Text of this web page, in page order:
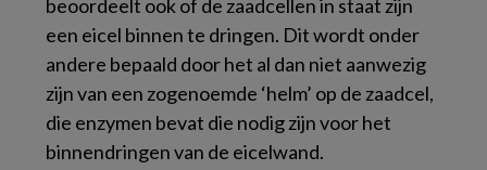
beoordeelt ook of de zaadcellen in staat zijn
een eicel binnen te dringen. Dit wordt onder
andere bepaald door het al dan niet aanwezig
zijn van een zogenoemde ‘helm’ op de zaadcel,
die enzymen bevat die nodig zijn voor het
binnendringen van de eicelwand.